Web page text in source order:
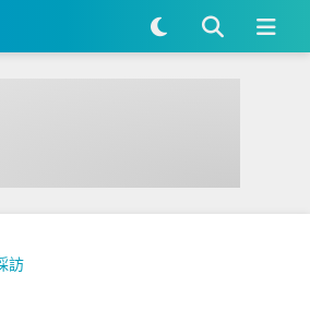
訪特展帶你看！43.9 萬限量套裝本人長這樣